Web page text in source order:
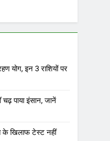
योग, इन 3 राशियों पर
पाया इंसान, जानें
के खिलाफ टेस्ट नहीं